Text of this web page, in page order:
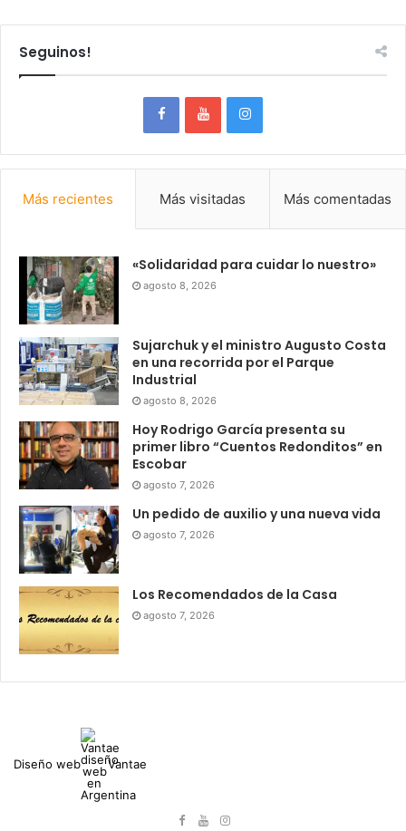
Seguinos!
Más recientes Más visitadas Más comentadas
«Solidaridad para cuidar lo nuestro»
agosto 8, 2026
Sujarchuk y el ministro Augusto Costa
en una recorrida por el Parque
Industrial
agosto 8, 2026
Hoy Rodrigo García presenta su
primer libro “Cuentos Redonditos” en
Escobar
agosto 7, 2026
Un pedido de auxilio y una nueva vida
agosto 7, 2026
Los Recomendados de la Casa
agosto 7, 2026
Diseño web Vantae